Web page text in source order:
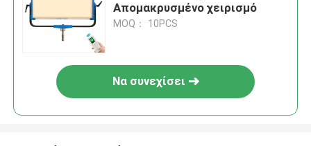
Απομακρυσμένο χειρισμό
MOQ： 10PCS
Να συνεχίσει